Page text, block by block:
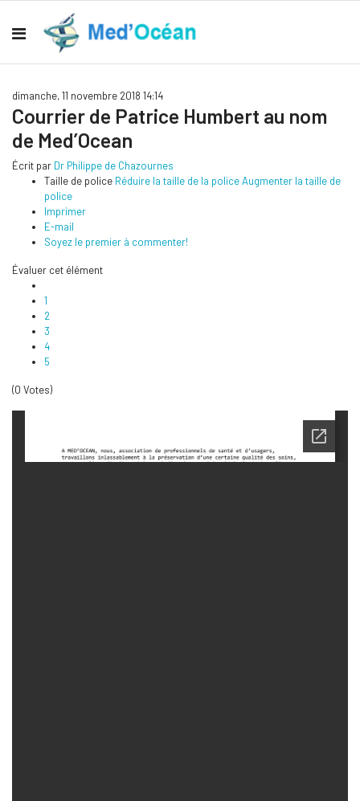
dimanche, 11 novembre 2018 14:14
Courrier de Patrice Humbert au nom
de Med’Ocean
Écrit par Dr Philippe de Chazournes
Taille de police Réduire la taille de la policeAugmenter la taille de
police
Imprimer
E-mail
Soyez le premier à commenter!
Évaluer cet élément
1
2
3
4
5
(0 Votes)